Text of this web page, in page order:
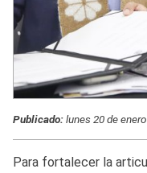
Publicado:lunes 20 de
Para fortalecer la